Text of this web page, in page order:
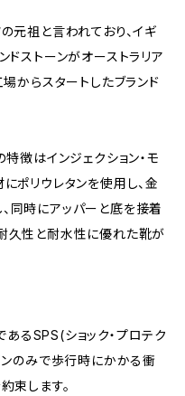
元祖と言われており、イギ
ドストーンがオーストラリア
からスタートしたブランド
特徴はインジェクション・モ
ポリウレタンを使用し、金
同時にアッパーと底を接着
久性と耐水性に優れた靴が
あるSPS(ショック・プロテク
ンのみで歩行時にかかる衝
束します。